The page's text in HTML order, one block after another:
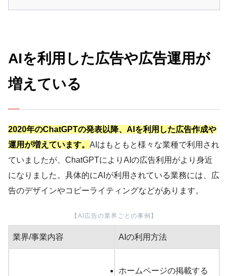
AIを利用した広告や広告運用が
増えている
2020年のChatGPTの発表以降、AIを利用した広告作成や
運用が増えています。 AIはもともと様々な業種で利用され
ていましたが、ChatGPTによりAIの広告利用がより身近
になりました。具体的にAIが利用されている業務には、広
告のデザインやコピーライティングなどがあります。
【AI広告の業界ごとの事例】
業界/事業内容 AIの利用方法
ホームページの掲載する